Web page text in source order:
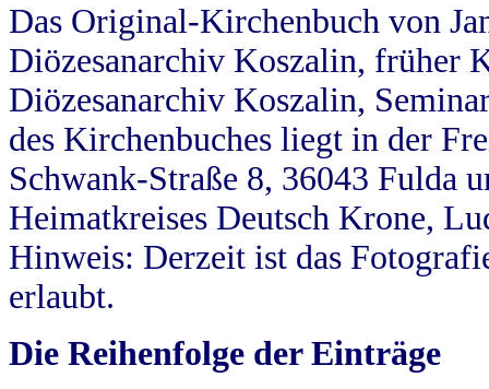
Das Original-Kirchenbuch von
Diözesanarchiv Koszalin, früher
Diözesanarchiv Koszalin,
des Kirchenbuches liegt in der
Schwank-Straße 8, 36043 Fulda
Heimatkreises Deutsch Krone,
Hinweis: Derzeit ist das
erlaubt.
Die Reihenfolge der Einträge